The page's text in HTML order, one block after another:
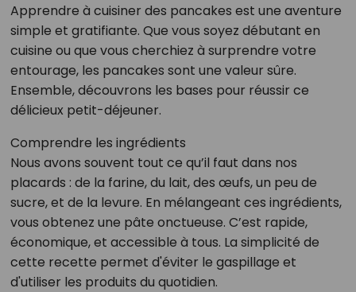
Apprendre à cuisiner des pancakes est une aventure
simple et gratifiante. Que vous soyez débutant en
cuisine ou que vous cherchiez à surprendre votre
entourage, les pancakes sont une valeur sûre.
Ensemble, découvrons les bases pour réussir ce
délicieux petit-déjeuner.
Comprendre les ingrédients
Nous avons souvent tout ce qu’il faut dans nos
placards : de la farine, du lait, des œufs, un peu de
sucre, et de la levure. En mélangeant ces ingrédients,
vous obtenez une pâte onctueuse. C’est rapide,
économique, et accessible à tous. La simplicité de
cette recette permet d'éviter le gaspillage et
d'utiliser les produits du quotidien.